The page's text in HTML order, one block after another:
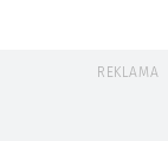
REKLAMA